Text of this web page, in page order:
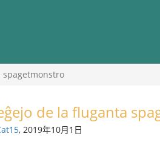
spagetmonstro
de la fluganta
, 2019年10月1日